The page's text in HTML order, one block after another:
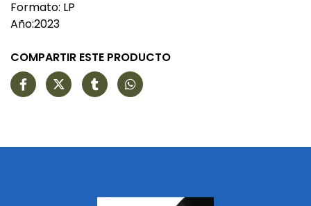
Formato: LP
Año:2023
COMPARTIR ESTE PRODUCTO